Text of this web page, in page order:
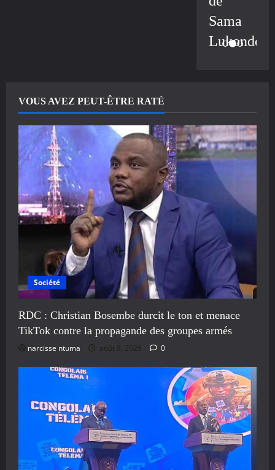
Sama
Lukonde
VOUS AVEZ PEUT-ÊTRE RATÉ
Société
RDC : Christian Bosembe durcit le ton et menace
TikTok contre la propagande des groupes armés
narcisse ntuma août 8, 2026 0